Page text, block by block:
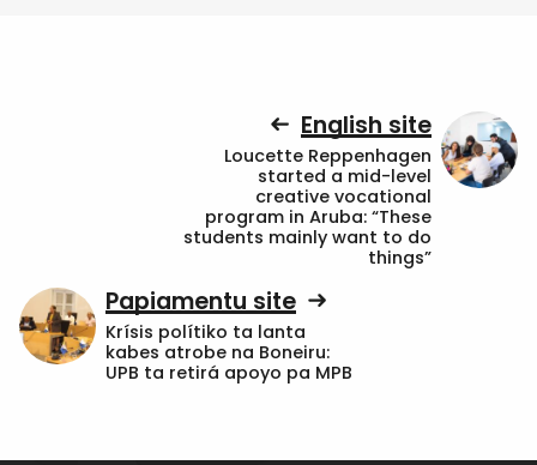
English site
Loucette Reppenhagen
started a mid-level
creative vocational
program in Aruba: “These
students mainly want to do
things”
Papiamentu site
Krísis polítiko ta lanta
kabes atrobe na Boneiru:
UPB ta retirá apoyo pa MPB